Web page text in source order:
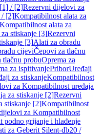
/ [2]Rezervni dijelovi za
/ [2]Kompatibilnost alata za
alata za
stiskanje [3]Rezervni
[3]Alati za obradu
cijeviČepovi za tlačnu
tlačnu probuOprema za
za ispitivanjePriborUređaji
za stiskanjeKompatibilnost
za Kompatibilnost uređaja
za stiskanje [2]Rezervni
stiskanje [2]Kompatibilnost
za Kompatibilnost
podno grijanje i hlađenje
za Geberit Silent-db20 /